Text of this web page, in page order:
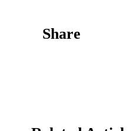
Share